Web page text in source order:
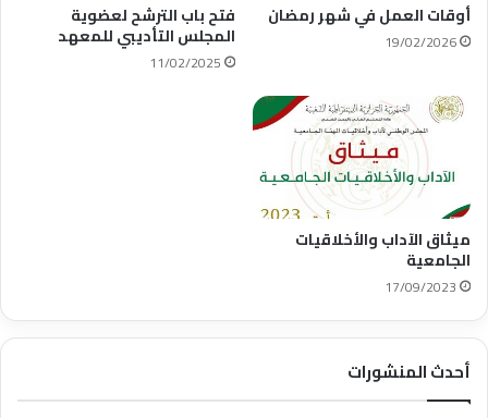
أوقات العمل في شهر رمضان
19/02/2026
فتح باب الترشح لعضوية
المجلس التأديبي للمعهد
11/02/2025
ميثاق الآداب واﻷخلاقيات
الجامعية
17/09/2023
أحدث المنشورات